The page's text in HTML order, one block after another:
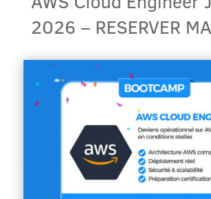
2026 – RESERVER